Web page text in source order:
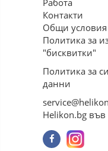
Работа
Контакти
Общи условия
Политика за
"бисквитки"
Политика за
данни
Helikon.bg във